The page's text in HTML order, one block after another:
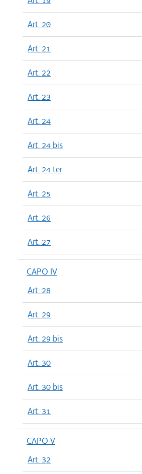
Art. 20
Art. 21
Art. 22
Art. 23
Art. 24
Art. 24 bis
Art. 24 ter
Art. 25
Art. 26
Art. 27
CAPO IV
Art. 28
Art. 29
Art. 29 bis
Art. 30
Art. 30 bis
Art. 31
CAPO V
Art. 32